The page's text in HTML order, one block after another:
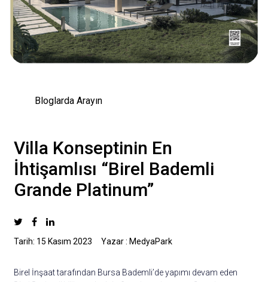
Villa Konseptinin En
İhtişamlısı “Birel Bademli
Grande Platinum”
Tarih: 15 Kasım 2023 Yazar : MedyaPark
Birel İnşaat tarafından Bursa Bademli’de yapımı devam eden